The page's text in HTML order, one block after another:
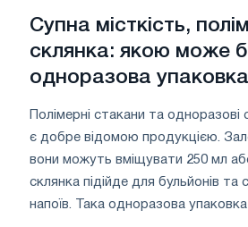
Супна місткість,
склянка: якою може
одноразова
Полімерні стакани та одноразові
є добре відомою продукцією.
вони можуть вміщувати 250 мл
склянка підійде для бульйонів та
напоїв. Така одноразова упаковка